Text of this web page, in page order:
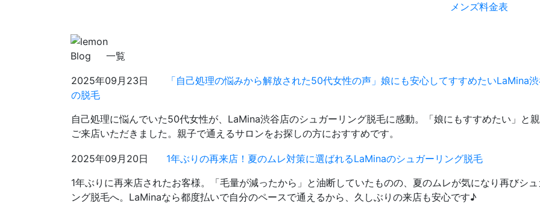
メンズ料金表
Blog 一覧
2025年09月23日
「自己処理の悩みから解放された50代女性の声」娘にも安心してすすめたいLaMina
の脱毛
自己処理に悩んでいた50代女性が、LaMina渋谷店のシュガーリング脱毛に感動。「娘にもすすめたい」と
ご来店いただきました。親子で通えるサロンをお探しの方におすすめです。
2025年09月20日
1年ぶりの再来店！夏のムレ対策に選ばれるLaMinaのシュガーリング脱毛
1年ぶりに再来店されたお客様。「毛量が減ったから」と油断していたものの、夏のムレが気になり再びシュ
ング脱毛へ。LaMinaなら都度払いで自分のペースで通えるから、久しぶりの来店も安心です♪